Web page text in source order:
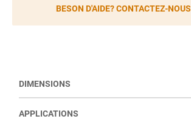
BESON D'AIDE? CONTACTEZ-NOUS
DIMENSIONS
APPLICATIONS